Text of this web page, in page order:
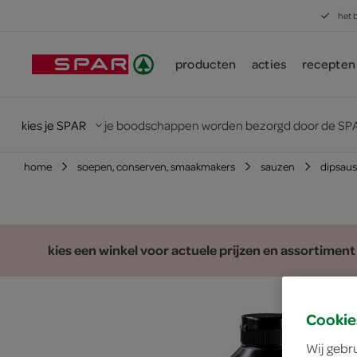
het
producten acties recepten
kies je SPAR je boodschappen worden bezorgd door de
home soepen, conserven, smaakmakers sauzen dipsaus
kies een winkel voor actuele prijzen en assortiment
Wij